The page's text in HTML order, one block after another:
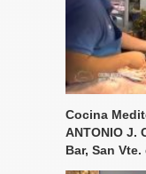
Cocina
ANTONIO J.
Bar, San